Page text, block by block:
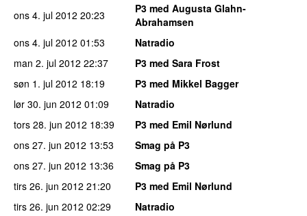
ons 4. jul 2012 20:23
P3 med Augusta Glahn-
Abrahamsen
ons 4. jul 2012 01:53
Natradio
man 2. jul 2012 22:37
P3 med Sara Frost
søn 1. jul 2012 18:19
P3 med Mikkel Bagger
lør 30. jun 2012 01:09
Natradio
tors 28. jun 2012 18:39
P3 med Emil Nørlund
ons 27. jun 2012 13:53
Smag på P3
ons 27. jun 2012 13:36
Smag på P3
tirs 26. jun 2012 21:20
P3 med Emil Nørlund
tirs 26. jun 2012 02:29
Natradio